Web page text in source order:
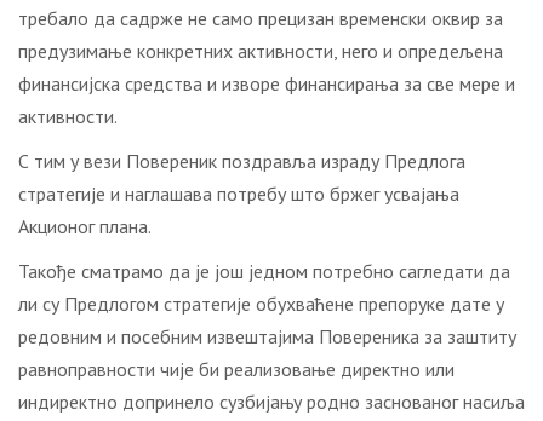
требало да садрже не само прецизан временски оквир за
предузимање конкретних активности, него и опредељена
финансијска средства и изворе финансирања за све мере и
активности.
С тим у вези Повереник поздравља израду Предлога
стратегије и наглашава потребу што бржег усвајања
Акционог плана.
Такође сматрамо да је још једном потребно сагледати да
ли су Предлогом стратегије обухваћене препоруке дате у
редовним и посебним извештајима Повереника за заштиту
равноправности чије би реализовање директно или
индиректно допринело сузбијању родно заснованог насиља